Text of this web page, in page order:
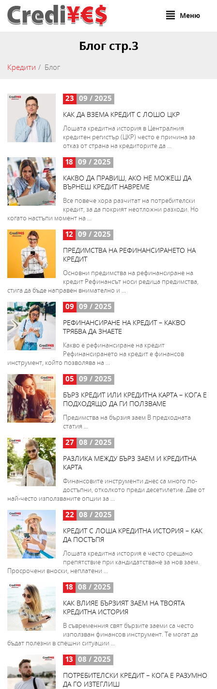
Меню
Блог стр.3
Кредити Блог
23 09 / 2025
КАК ДА ВЗЕМА КРЕДИТ С ЛОШО ЦКР
Лошата кредитна история в Централния
кредитен регистър (ЦКР) често е причина за
отказ от страна на кредиторите да ...
18 09 / 2025
КАКВО ДА ПРАВИШ, АКО НЕ МОЖЕШ ДА
ВЪРНЕШ КРЕДИТ НАВРЕМЕ
Все повече хора разчитат на потребителски
кредит, за да покрият неотложни разходи. Но
когато настъпи момент на ...
12 09 / 2025
ПРЕДИМСТВА НА РЕФИНАНСИРАНЕТО НА
КРЕДИТ
Основни предимства на рефинансиране на
кредит Рефинансът носи редица предимства,
стига да бъде направен внимателно и ...
09 09 / 2025
РЕФИНАНСИРАНЕ НА КРЕДИТ – КАКВО
ТРЯБВА ДА ЗНАЕТЕ
Какво е рефинансиране на кредит
Рефинансирането на кредит е финансов
инструмент, който позволява на ...
05 09 / 2025
БЪРЗ КРЕДИТ ИЛИ КРЕДИТНА КАРТА – КОГА Е
ПОДХОДЯЩО ДА ГИ ПОЛЗВАМЕ
Предимства на бързия заем В предходната
статия ...
27 08 / 2025
РАЗЛИКА МЕЖДУ БЪРЗ ЗАЕМ И КРЕДИТНА
КАРТА
Финансовите инструменти днес са много по-
достъпни, отколкото преди десетилетие. Две от
най-често използваните опции за ...
22 08 / 2025
КРЕДИТ С ЛОША КРЕДИТНА ИСТОРИЯ – КАК
ДА ПОСТЪПЯ
Лошата кредитна история е често срещано
препятствие при кандидатстване за нов заем.
Просрочени вноски, неплатени ...
18 08 / 2025
КАК ВЛИЯЕ БЪРЗИЯТ ЗАЕМ НА ТВОЯТА
КРЕДИТНА ИСТОРИЯ
В съвременния свят бързите заеми са често
използван финансов инструмент. Те могат да
бъдат полезни в спешни ситуации ...
13 08 / 2025
ПОТРЕБИТЕЛСКИ КРЕДИТ – КОГА Е РАЗУМНО
ДА ГО ИЗТЕГЛИШ